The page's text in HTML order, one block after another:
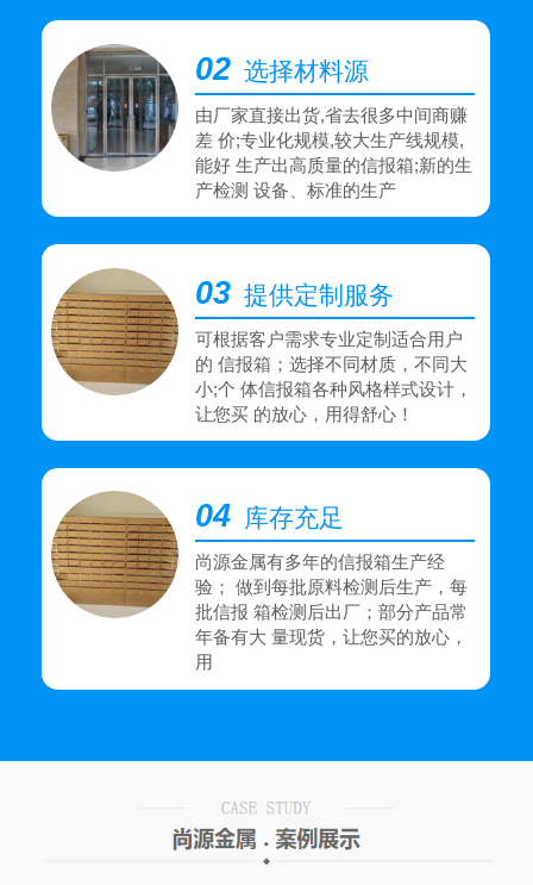
02 选择材料源
由厂家直接出货,省去很多中间商赚
差 价;专业化规模,较大生产线规模,
能好 生产出高质量的信报箱;新的生
产检测 设备、标准的生产
03 提供定制服务
可根据客户需求专业定制适合用户
的 信报箱；选择不同材质，不同大
小;个 体信报箱各种风格样式设计，
让您买 的放心，用得舒心！
04 库存充足
尚源金属有多年的信报箱生产经
验； 做到每批原料检测后生产，每
批信报 箱检测后出厂；部分产品常
年备有大 量现货，让您买的放心，
用